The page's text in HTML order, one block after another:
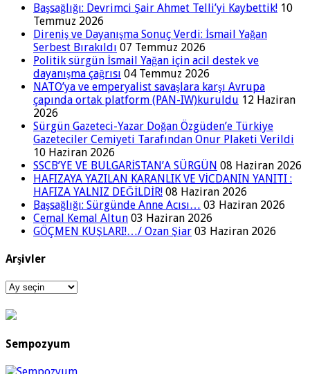
Başsağlığı: Devrimci Şair Ahmet Telli’yi Kaybettik! 10
Temmuz 2026
Direniş ve Dayanışma Sonuç Verdi: İsmail Yağan
Serbest Bırakıldı 07 Temmuz 2026
Politik sürgün İsmail Yağan için acil destek ve
dayanışma çağrısı 04 Temmuz 2026
NATO’ya ve emperyalist savaşlara karşı Avrupa
çapında ortak platform (PAN-IW)kuruldu 12 Haziran
2026
Sürgün Gazeteci-Yazar Doğan Özgüden’e Türkiye
Gazeteciler Cemiyeti Tarafından Onur Plaketi Verildi
10 Haziran 2026
SSCB’YE VE BULGARİSTAN’A SÜRGÜN 08 Haziran 2026
HAFIZAYA YAZILAN KARANLIK VE VİCDANIN YANITI :
HAFIZA YALNIZ DEĞİLDİR! 08 Haziran 2026
Başsağlığı: Sürgünde Anne Acısı… 03 Haziran 2026
Cemal Kemal Altun 03 Haziran 2026
GÖÇMEN KUŞLARI!…/ Ozan Şiar 03 Haziran 2026
Arşivler
Arşivler
Sempozyum